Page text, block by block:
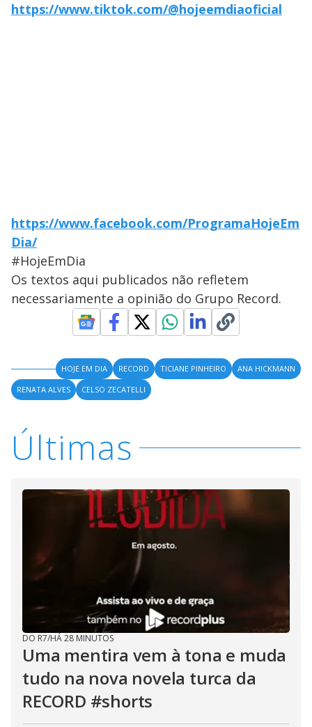
https://www.tiktok.com/@hojeemdiaoficial
https://www.facebook.com/ProgramaHojeEm
Dia/
#HojeEmDia
Os textos aqui publicados não refletem
necessariamente a opinião do Grupo Record.
HOJE EM DIA RECORD TICIANE PINHEIRO
ANA HICKMANN
RENATA ALVES
CELSO ZECATELLI
Últimas
DO R7/HÁ 28 MINUTOS
Uma mentira vem à tona e muda
tudo na nova novela turca da
RECORD #shorts